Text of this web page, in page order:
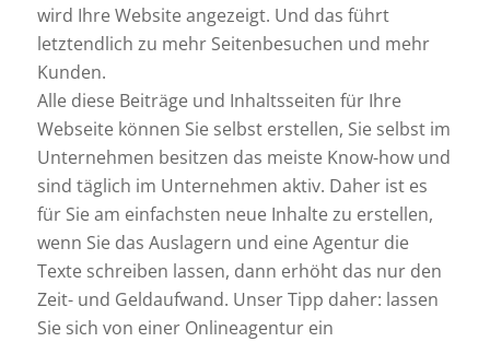
wird Ihre Website angezeigt. Und das führt
letztendlich zu mehr Seitenbesuchen und mehr
Kunden.
Alle diese Beiträge und Inhaltsseiten für Ihre
Webseite können Sie selbst erstellen, Sie selbst im
Unternehmen besitzen das meiste Know-how und
sind täglich im Unternehmen aktiv. Daher ist es
für Sie am einfachsten neue Inhalte zu erstellen,
wenn Sie das Auslagern und eine Agentur die
Texte schreiben lassen, dann erhöht das nur den
Zeit- und Geldaufwand. Unser Tipp daher: lassen
Sie sich von einer Onlineagentur ein